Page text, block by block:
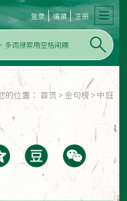
登录 编撰 注册
的位置： 首页 > 金句榜 > 中庭